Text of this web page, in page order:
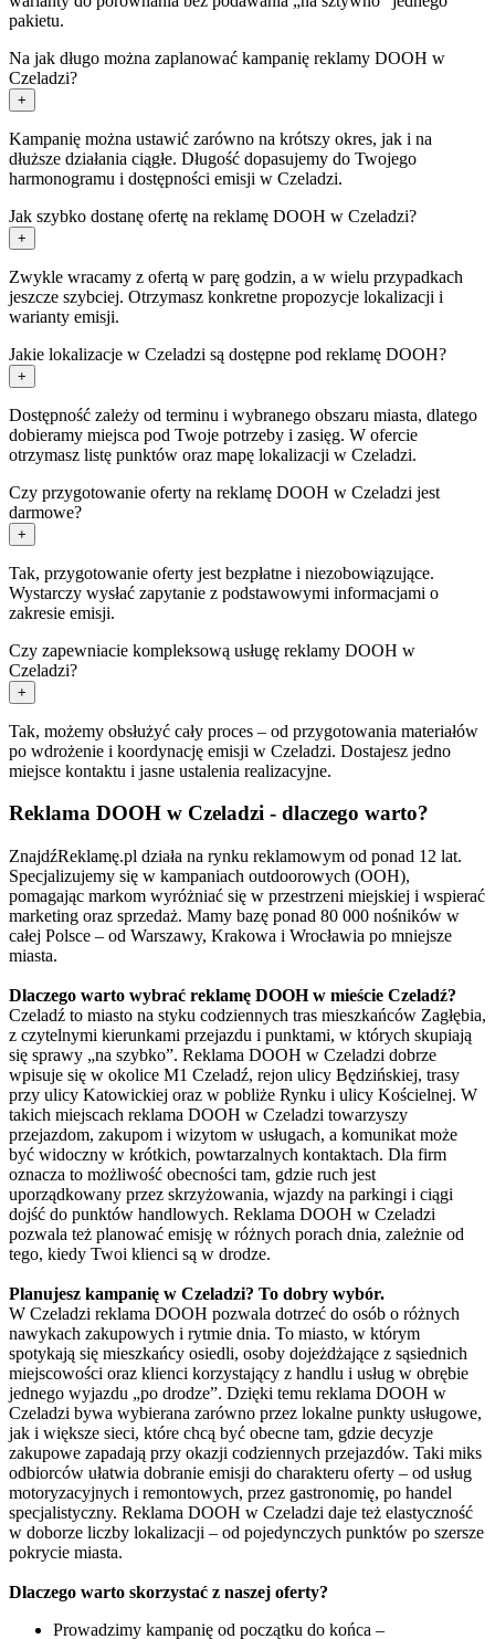
pakietu.
Na jak długo można zaplanować kampanię reklamy DOOH w
Czeladzi?
+
Kampanię można ustawić zarówno na krótszy okres, jak i na
dłuższe działania ciągłe. Długość dopasujemy do Twojego
harmonogramu i dostępności emisji w Czeladzi.
Jak szybko dostanę ofertę na reklamę DOOH w Czeladzi?
+
Zwykle wracamy z ofertą w parę godzin, a w wielu przypadkach
jeszcze szybciej. Otrzymasz konkretne propozycje lokalizacji i
warianty emisji.
Jakie lokalizacje w Czeladzi są dostępne pod reklamę DOOH?
+
Dostępność zależy od terminu i wybranego obszaru miasta, dlatego
dobieramy miejsca pod Twoje potrzeby i zasięg. W ofercie
otrzymasz listę punktów oraz mapę lokalizacji w Czeladzi.
Czy przygotowanie oferty na reklamę DOOH w Czeladzi jest
darmowe?
+
Tak, przygotowanie oferty jest bezpłatne i niezobowiązujące.
Wystarczy wysłać zapytanie z podstawowymi informacjami o
zakresie emisji.
Czy zapewniacie kompleksową usługę reklamy DOOH w
Czeladzi?
+
Tak, możemy obsłużyć cały proces – od przygotowania materiałów
po wdrożenie i koordynację emisji w Czeladzi. Dostajesz jedno
miejsce kontaktu i jasne ustalenia realizacyjne.
Reklama DOOH w Czeladzi - dlaczego warto?
ZnajdźReklamę.pl działa na rynku reklamowym od ponad 12 lat.
Specjalizujemy się w kampaniach outdoorowych (OOH),
pomagając markom wyróżniać się w przestrzeni miejskiej i wspierać
marketing oraz sprzedaż. Mamy bazę ponad 80 000 nośników w
całej Polsce – od Warszawy, Krakowa i Wrocławia po mniejsze
miasta.
Dlaczego warto wybrać reklamę DOOH w mieście Czeladź?
Czeladź to miasto na styku codziennych tras mieszkańców Zagłębia,
z czytelnymi kierunkami przejazdu i punktami, w których skupiają
się sprawy „na szybko”. Reklama DOOH w Czeladzi dobrze
wpisuje się w okolice M1 Czeladź, rejon ulicy Będzińskiej, trasy
przy ulicy Katowickiej oraz w pobliże Rynku i ulicy Kościelnej. W
takich miejscach reklama DOOH w Czeladzi towarzyszy
przejazdom, zakupom i wizytom w usługach, a komunikat może
być widoczny w krótkich, powtarzalnych kontaktach. Dla firm
oznacza to możliwość obecności tam, gdzie ruch jest
uporządkowany przez skrzyżowania, wjazdy na parkingi i ciągi
dojść do punktów handlowych. Reklama DOOH w Czeladzi
pozwala też planować emisję w różnych porach dnia, zależnie od
tego, kiedy Twoi klienci są w drodze.
Planujesz kampanię w Czeladzi? To dobry wybór.
W Czeladzi reklama DOOH pozwala dotrzeć do osób o różnych
nawykach zakupowych i rytmie dnia. To miasto, w którym
spotykają się mieszkańcy osiedli, osoby dojeżdżające z sąsiednich
miejscowości oraz klienci korzystający z handlu i usług w obrębie
jednego wyjazdu „po drodze”. Dzięki temu reklama DOOH w
Czeladzi bywa wybierana zarówno przez lokalne punkty usługowe,
jak i większe sieci, które chcą być obecne tam, gdzie decyzje
zakupowe zapadają przy okazji codziennych przejazdów. Taki miks
odbiorców ułatwia dobranie emisji do charakteru oferty – od usług
motoryzacyjnych i remontowych, przez gastronomię, po handel
specjalistyczny. Reklama DOOH w Czeladzi daje też elastyczność
w doborze liczby lokalizacji – od pojedynczych punktów po szersze
pokrycie miasta.
Dlaczego warto skorzystać z naszej oferty?
Prowadzimy kampanię od początku do końca –